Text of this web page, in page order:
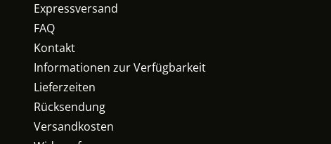
Expressversand
FAQ
Kontakt
Informationen zur Verfügbarkeit
Lieferzeiten
Rücksendung
Versandkosten